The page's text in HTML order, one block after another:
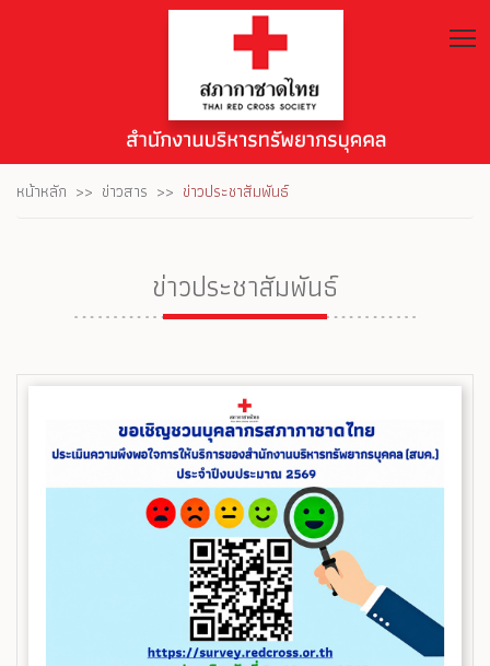
หน้าหลัก ข่าวสาร ข่าวประชาสัมพันธ์
ข่าวประชาสัมพันธ์